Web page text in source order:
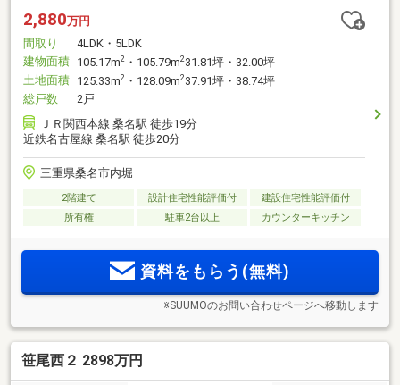
2,880万円
間取り
4LDK・5LDK
建物面積 105.17m2 ・105.79m231.81坪・32.00坪
土地面積 125.33m2 ・128.09m237.91坪・38.74坪
総戸数
2戸
ＪＲ関西本線 桑名駅 徒歩19分
近鉄名古屋線 桑名駅 徒歩20分
三重県桑名市内堀
2階建て 設計住宅性能評価付
建設住宅性能評価付
所有権
駐車2台以上 カウンターキッチン
資料をもらう(無料)
※SUUMOのお問い合わせページへ移動します
笹尾西２ 2898万円